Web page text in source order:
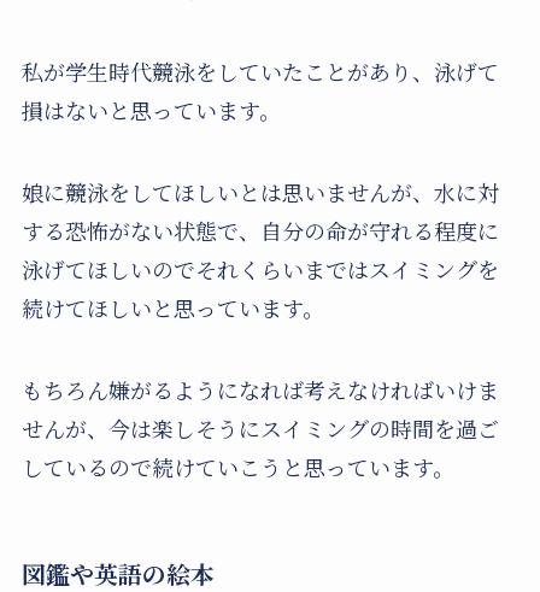
私が学生時代競泳をしていたことがあり、泳げて
損はないと思っています。
娘に競泳をしてほしいとは思いませんが、水に対
する恐怖がない状態で、自分の命が守れる程度に
泳げてほしいのでそれくらいまではスイミングを
続けてほしいと思っています。
もちろん嫌がるようになれば考えなければいけま
せんが、今は楽しそうにスイミングの時間を過ご
しているので続けていこうと思っています。
図鑑や英語の絵本